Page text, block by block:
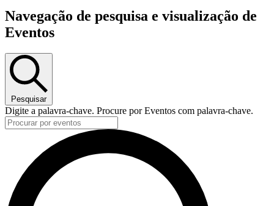
Eventos
Navegação de pesquisa e visualização de
Eventos
Pesquisar
Digite a palavra-chave. Procure por Eventos com palavra-chave.